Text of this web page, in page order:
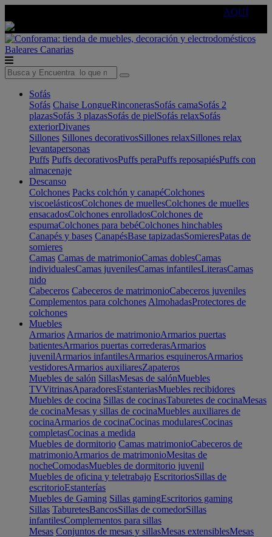
AQUÍ
Baleares Canarias
Sofás
Sofás Chaise LongueRinconerasSofás camaSofás 2
plazasSofás 3 plazasSofás de pielSofás relaxSofás
exteriorDivanes
Sillones Sillones decorativosSillones relaxSillones relax
levantapersonas
Puffs Puffs decorativosPuffs peraPuffs reposapiésPuffs con
almacenaje
Descanso
Colchones Packs colchón y canapéColchones
viscoelásticosColchones de muellesColchones de muelles
ensacadosColchones enrolladosColchones de
espumaColchones para bebéColchones hinchables
Canapés y bases CanapésBase tapizadasSomieresPatas de
somieres
Camas Camas de matrimonioCamas doblesCamas
individualesCamas juvenilesCamas infantilesLiterasCamas
nido
Cabeceros Cabeceros de matrimonioCabeceros juveniles
Complementos para colchones AlmohadasProtectores de
colchones
Muebles
Armarios Armarios de matrimonioArmarios puertas
batientesArmarios puertas correderasArmarios
juvenilArmarios infantilesArmarios esquinerosArmarios
vestidoresArmarios auxiliaresZapateros
Muebles de salón SillasMesas de salónMuebles
TVVitrinasAparadoresEstanteriasMuebles recibidores
Muebles de cocina Sillas de cocinasTaburetes de cocinaMesas
de cocinaMesas y sillas de cocinaMuebles auxiliares de
cocinaArmarios de cocinaCocinas modularesCocinas
completasCocinas a medida
Muebles de dormitorio Camas matrimonioCabeceros de
matrimonioArmarios de matrimonioMesitas de
nocheComodasMuebles de dormitorio juvenil
Muebles de oficina y teletrabajo EscritoriosSillas de
escritorioEstanterías
Muebles de Gaming Sillas gamingEscritorios gaming
Sillas TaburetesBancosSillas de comedorSillas
infantilesComplementos para sillas
Mesas Conjuntos de mesas y sillasMesas extensiblesMesas